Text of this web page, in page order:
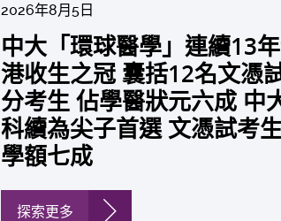
2026年8月5日
中大「環球醫學」連續13
港收生之冠 囊括12名文憑
分考生 佔學醫狀元六成 中
科續為尖子首選 文憑試考
學額七成
探索更多
中大成立嶄新 ITECH醫
評估平台 推動健康經濟
價值醫療
中大研發「AI-OCT」系統
糖尿黃斑水腫 假陽性轉介
銳減六成 縮短患者輪候診
間
探索更多
中大黃秀娟教授獲頒中國工
最高榮譽「光華工程科技
成為今屆醫藥衞生領域唯一
學者
探索更多
中大新設「香港中文大學鳳
學金」嘉許公開試狀元 鼓
醫狀元走出課堂放眼世界
21世紀妙手仁醫
探索更多
中大全新一站式PGT-Plus
精準辨識傳統檢測中複雜基
常「盲點」 降低人工受孕
及異常妊娠風險
探索更多
2026年6月22日
中大發現青光眼治療新靶
鼠實驗證實可恢復七成視
助開創嶄新神經保護療法
探索更多
2026年6月17日
中大成功拆解肝癌免疫治療
性機制 揭一種免疫細胞具
廢餵食」新功能助癌細胞耐
探索更多
2026年6月10日
中大與多名全球專家共同牽
國肺癌研究 逾半晚期ALK
肺癌病人七年無惡化 因特
因異常而引起的肺癌有望
「慢性病」 患者可與病共存
探索更多
2026年6月5日
中大教授陳重娥獲頒「清野
出領袖獎」 成為本港首名
榮膺亞洲糖尿病教研最高
探索更多
2026年6月2日
中大匯聚逾200位區域專家
私人醫療保險如何推動全民
覆蓋
探索更多
2026年5月19日
中大張源津醫生成首位亞洲
員 榮獲國際泌尿科權威獎
John K. Lattimer 講座獎
探索更多
2026年5月14日
中大取得「從實驗室到臨
用」研究突破 初步證實
藥物可改善嚴重中風康復
探索更多